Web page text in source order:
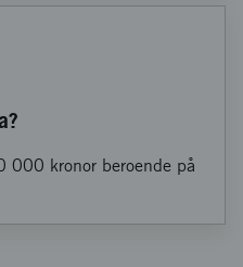
kronor beroende på